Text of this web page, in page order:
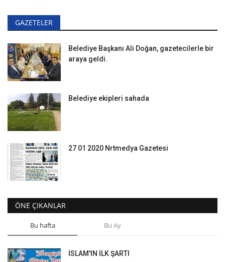
GAZETELER
Belediye Başkanı Ali Doğan, gazetecilerle bir
araya geldi.
Belediye ekipleri sahada
27 01 2020 Nrtmedya Gazetesi
ÖNE ÇIKANLAR
Bu hafta Bu Ay
İSLAM'IN İLK ŞARTI